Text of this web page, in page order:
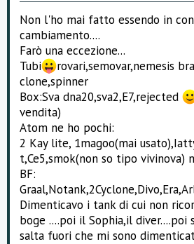
Non l'ho mai fatto essendo in
cambiamento....
Farò una eccezione...
Tubi
rovari,semovar,nemesis
clone,spinner
Box:Sva dna20,sva2,E7,rejected
vendita)
Atom ne ho pochi:
2 Kay lite, 1magoo(mai
t,Ce5,smok(non so tipo vivinova)
BF:
Dimenticavo i tank di cui non
boge ....poi il Sophia,il diver....poi
salta fuori che mi sono